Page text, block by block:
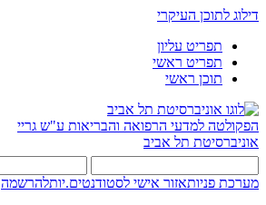
דילוג לתוכן העיקרי
תפריט עליון
תפריט ראשי
תוכן ראשי
הפקולטה למדעי הרפואה והבריאות ע"ש גריי
אוניברסיטת תל אביב
מערכת פניותאזור אישי לסטודנטים.יותלהרשמה